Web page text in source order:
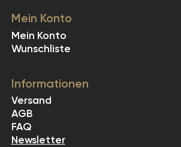
Mein Konto
Mein Konto
Wunschliste
Informationen
Versand
AGB
FAQ
Newsletter